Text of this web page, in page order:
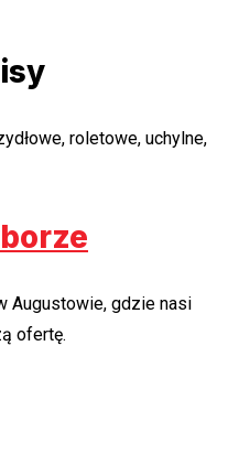
roletowe, uchylne,
Augustowie, gdzie nasi
ofertę.